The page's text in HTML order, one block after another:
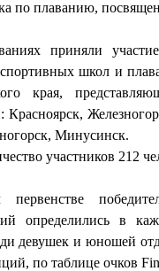
по плаванию,
приняли
школ и
края,
Красноярск,
Минусинск.
участников 212
определились в
девушек и юношей
по таблице очков